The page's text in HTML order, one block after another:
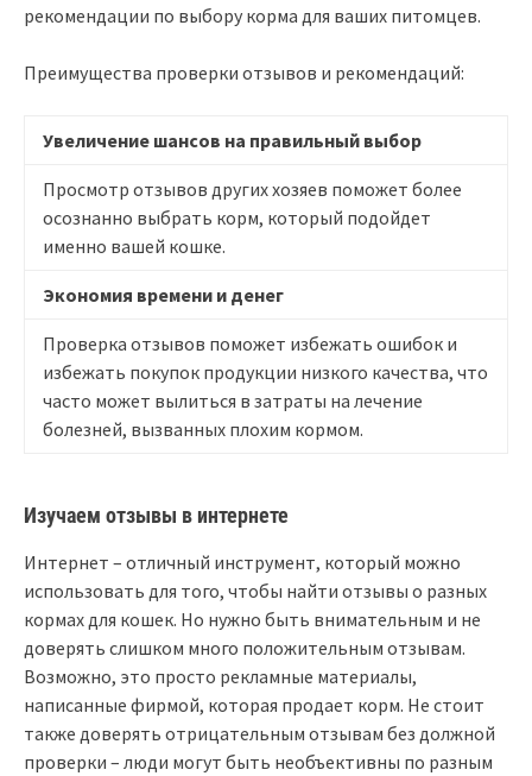
рекомендации по выбору корма для ваших питомцев.
Преимущества проверки отзывов и рекомендаций:
Увеличение шансов на правильный выбор
Просмотр отзывов других хозяев поможет более
осознанно выбрать корм, который подойдет
именно вашей кошке.
Экономия времени и денег
Проверка отзывов поможет избежать ошибок и
избежать покупок продукции низкого качества, что
часто может вылиться в затраты на лечение
болезней, вызванных плохим кормом.
Изучаем отзывы в интернете
Интернет – отличный инструмент, который можно
использовать для того, чтобы найти отзывы о разных
кормах для кошек. Но нужно быть внимательным и не
доверять слишком много положительным отзывам.
Возможно, это просто рекламные материалы,
написанные фирмой, которая продает корм. Не стоит
также доверять отрицательным отзывам без должной
проверки – люди могут быть необъективны по разным